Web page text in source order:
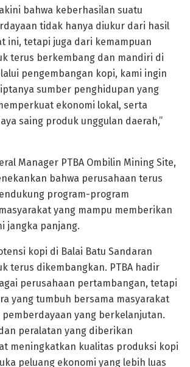
bahwa keberhasilan suatu
tidak hanya diukur dari hasil
ini, tetapi juga dari kemampuan
terus berkembang dan mandiri di
pengembangan kopi, kami ingin
sumber penghidupan yang
ekonomi lokal, serta
saing produk unggulan daerah,”
Manager PTBA Ombilin Mining Site,
bahwa perusahaan terus
program-program
yang mampu memberikan
jangka panjang.
kopi di Balai Batu Sandaran
terus dikembangkan. PTBA hadir
perusahaan pertambangan, tetapi
yang tumbuh bersama masyarakat
pemberdayaan yang berkelanjutan.
peralatan yang diberikan
meningkatkan kualitas produksi kopi
peluang ekonomi yang lebih luas